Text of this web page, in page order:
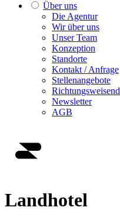
Über uns
Die Agentur
Wir über uns
Unser Team
Konzeption
Standorte
Kontakt / Anfrage
Stellenangebote
Richtungsweisend
Newsletter
AGB
Landhotel